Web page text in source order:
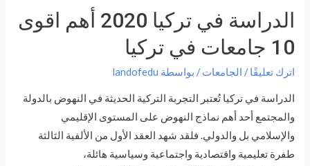
الدراسة في تركيا 2020 أهم اقوى
10 جامعات في تركيا
اترك تعليقًا / الجامعات/ بواسطة landofedu
الدراسة في تركيا تُعتبر التجربة التركية الحديثة في النهوض بالدولة
والمجتمع أحد أهم نماذج النهوض على المستوى الإقليمي
والإسلامي بل والدولي. فلقد شهد العقد الأول من الألفية الثالثة
طفرة تعليمية واقتصادية واجتماعية وسياسية هائلة،